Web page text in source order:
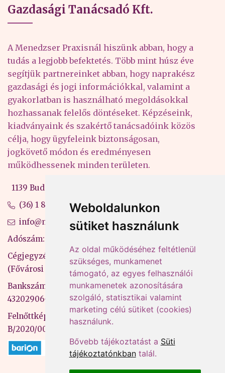
Weboldalunkon
sütiket használunk
Az oldal működéséhez feltétlenül
szükséges, munkamenet
támogató, az egyes felhasználói
munkamenetek azonosítására
szolgáló, statisztikai valamint
marketing célú sütiket (cookies)
használunk.
Bővebb tájékoztatást a Süti
tájékoztatónkbantalál.
Gazdasági Tanácsadó Kft.
A Menedzser Praxisnál hiszünk abban, hogy a
tudás a legjobb befektetés. Több mint húsz éve
segítjük partnereinket abban, hogy naprakész
gazdasági és jogi információkkal, valamint a
gyakorlatban is használható megoldásokkal
hozhassanak felelős döntéseket. Képzéseink,
kiadványaink és szakértő tanácsadóink közös
célja, hogy ügyfeleink biztonságosan,
jogkövető módon és eredményesen
működhessenek minden területen.
1139 Budapest, Váci út 99-105. 4. em.
(36) 1 880 76 00
info@mprx.hu
Adószám: 13598145-2-41
Cégjegyzékszám: 01-09-883770
(Fővárosi Bíróság)
Bankszámlaszám: CIB Bank, 10700581-
43202906-51100005
Felnőttképzési nyilvántartási szám:
B/2020/000053